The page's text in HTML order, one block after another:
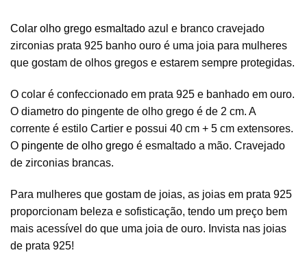
Colar olho grego esmaltado azul e branco cravejado
zirconias prata 925 banho ouro é uma joia para mulheres
que gostam de olhos gregos e estarem sempre protegidas.
O colar é confeccionado em prata 925 e banhado em ouro.
O diametro do pingente de olho grego é de 2 cm. A
corrente é estilo Cartier e possui 40 cm + 5 cm extensores.
O pingente de olho grego é esmaltado a mão. Cravejado
de zirconias brancas.
Para mulheres que gostam de joias, as joias em prata 925
proporcionam beleza e sofisticação, tendo um preço bem
mais acessível do que uma joia de ouro. Invista nas joias
de prata 925!